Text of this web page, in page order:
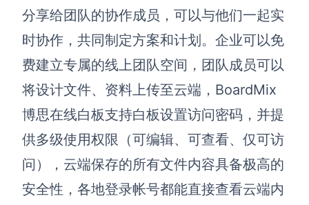
分享给团队的协作成员，可以与他们一起实
时协作，共同制定方案和计划。企业可以免
费建立专属的线上团队空间，团队成员可以
将设计文件、资料上传至云端，BoardMix
博思在线白板支持白板设置访问密码，并提
供多级使用权限（可编辑、可查看、仅可访
问），云端保存的所有文件内容具备极高的
安全性，各地登录帐号都能直接查看云端内